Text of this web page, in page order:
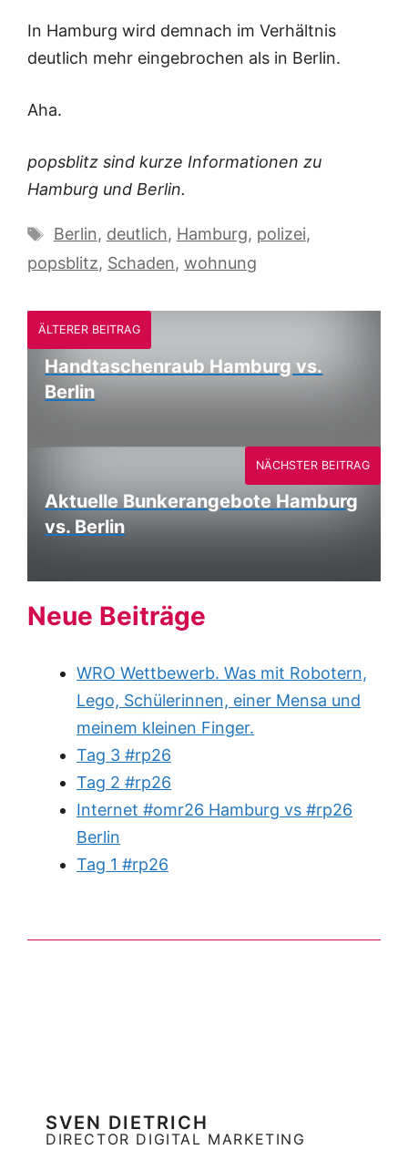
In Hamburg wird demnach im Verhältnis
deutlich mehr eingebrochen als in Berlin.
Aha.
popsblitz sind kurze Informationen zu
Hamburg und Berlin.
Schlagwörter
Berlin, deutlich, Hamburg, polizei,
popsblitz, Schaden, wohnung
ÄLTERER BEITRAG
Handtaschenraub Hamburg vs.
Berlin
Aktuelle Bunkerangebote Hamburg
vs. Berlin
NÄCHSTER BEITRAG
Neue Beiträge
WRO Wettbewerb. Was mit Robotern,
Lego, Schülerinnen, einer Mensa und
meinem kleinen Finger.
Tag 3 #rp26
Tag 2 #rp26
Internet #omr26 Hamburg vs #rp26
Berlin
Tag 1 #rp26
SVEN DIETRICH
DIRECTOR DIGITAL MARKETING